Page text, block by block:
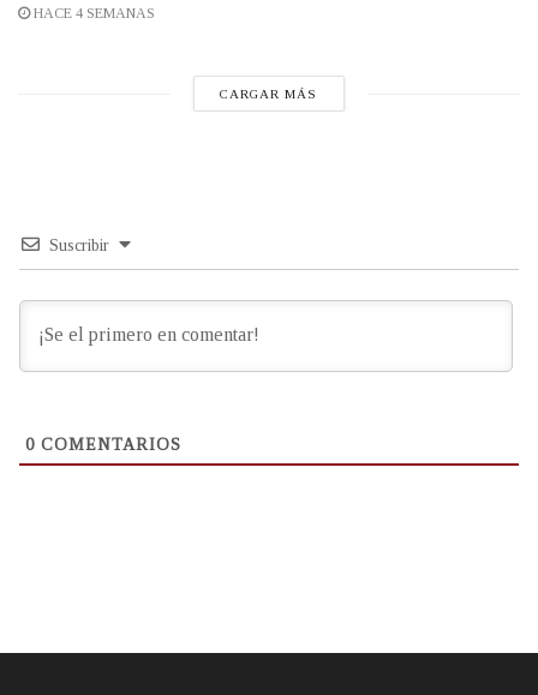
HACE 4 SEMANAS
CARGAR MÁS
Suscribir
0 COMENTARIOS